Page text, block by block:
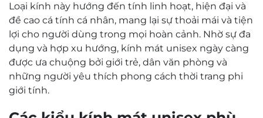
Loại kính này hướng đến tính linh hoạt, hiện đại và
đề cao cá tính cá nhân, mang lại sự thoải mái và tiện
lợi cho người dùng trong mọi hoàn cảnh. Nhờ sự đa
dụng và hợp xu hướng, kính mát unisex ngày càng
được ưa chuộng bởi giới trẻ, dân văn phòng và
những người yêu thích phong cách thời trang phi
giới tính.